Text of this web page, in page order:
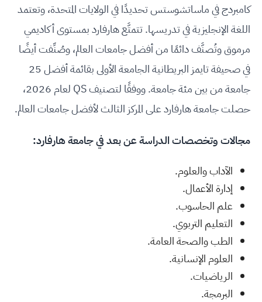
كامبردج في ماساتشوستس تحديدًا في الولايات المتحدة، وتعتمد
اللغة الإنجليزية في تدريسها. تتمتَّع هارفارد بمستوى أكاديمي
مرموق وتُصنَّف دائمًا من أفضل جامعات العالم، وصُنِّفت أيضًا
في صحيفة تايمز البريطانية الجامعة الأولى بقائمة أفضل 25
جامعة من بين مئة جامعة. ووفقًا لتصنيف QS لعام 2026،
حصلت جامعة هارفارد على المركز الثالث لأفضل جامعات العالم.
مجالات وتخصصات الدراسة عن بعد في جامعة هارفارد:
الآداب والعلوم.
إدارة الأعمال.
علم الحاسوب.
التعليم التربوي.
الطب والصحة العامة.
العلوم الإنسانية.
الرياضيات.
البرمجة.